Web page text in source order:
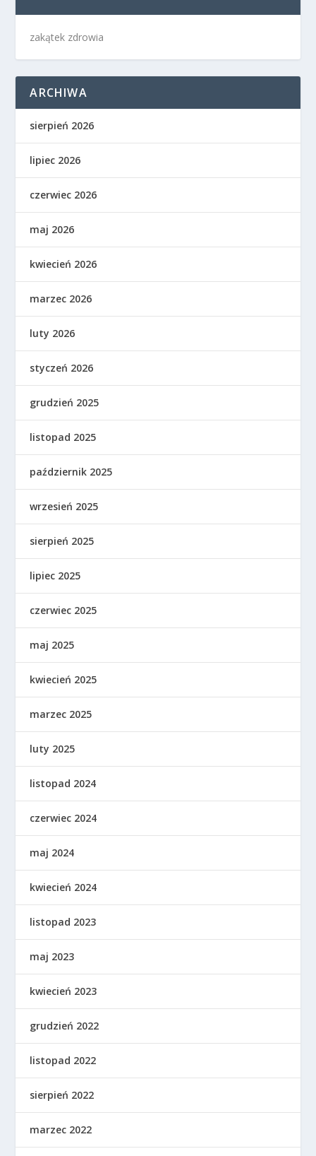
zakątek zdrowia
ARCHIWA
sierpień 2026
lipiec 2026
czerwiec 2026
maj 2026
kwiecień 2026
marzec 2026
luty 2026
styczeń 2026
grudzień 2025
listopad 2025
październik 2025
wrzesień 2025
sierpień 2025
lipiec 2025
czerwiec 2025
maj 2025
kwiecień 2025
marzec 2025
luty 2025
listopad 2024
czerwiec 2024
maj 2024
kwiecień 2024
listopad 2023
maj 2023
kwiecień 2023
grudzień 2022
listopad 2022
sierpień 2022
marzec 2022